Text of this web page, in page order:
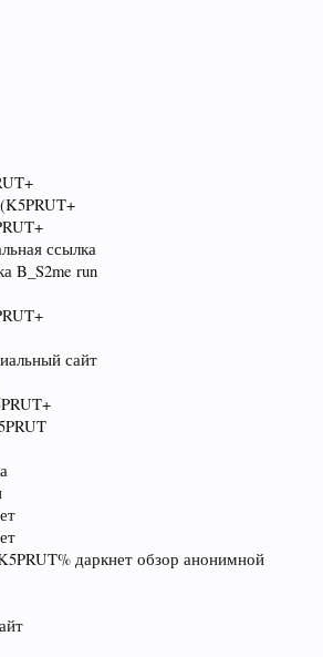
ссылка
B_S2me run
сайт
даркнет обзор анонимной